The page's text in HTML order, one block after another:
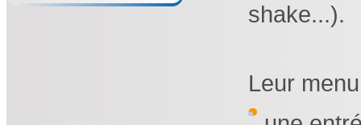
shake...).
Leur